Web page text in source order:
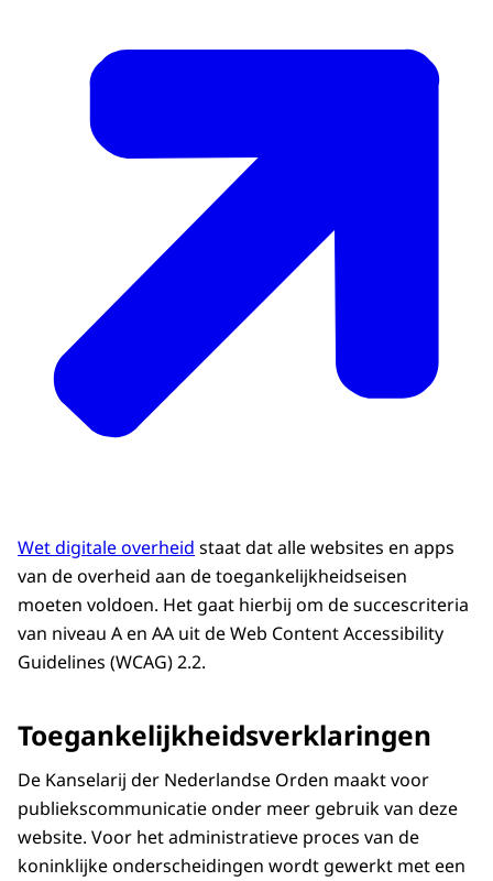
Wet digitale overheid staat dat alle websites en apps
van de overheid aan de toegankelijkheidseisen
moeten voldoen. Het gaat hierbij om de succescriteria
van niveau A en AA uit de Web Content Accessibility
Guidelines (WCAG) 2.2.
Toegankelijkheidsverklaringen
De Kanselarij der Nederlandse Orden maakt voor
publiekscommunicatie onder meer gebruik van deze
website. Voor het administratieve proces van de
koninklijke onderscheidingen wordt gewerkt met een